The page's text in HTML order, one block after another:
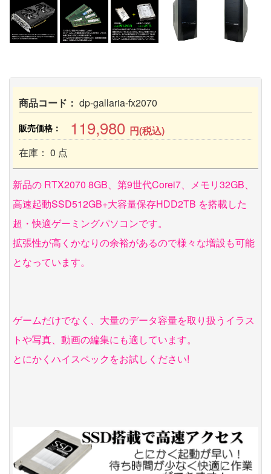
商品コード： dp-gallaria-fx2070
販売価格： 119,980 円(税込)
在庫： 0 点
新品の RTX2070 8GB、第9世代Corei7、メモリ32GB、
高速起動SSD512GB+大容量保存HDD2TB を搭載した
超・快適ゲーミングパソコンです。
拡張性が高くかなりの余裕があるので様々な増設も可能
となっています。
ゲームだけでなく、大量のデータ容量を取り扱うイラス
トや写真、動画の編集にも適しています。
とにかくハイスペックをお試しください!